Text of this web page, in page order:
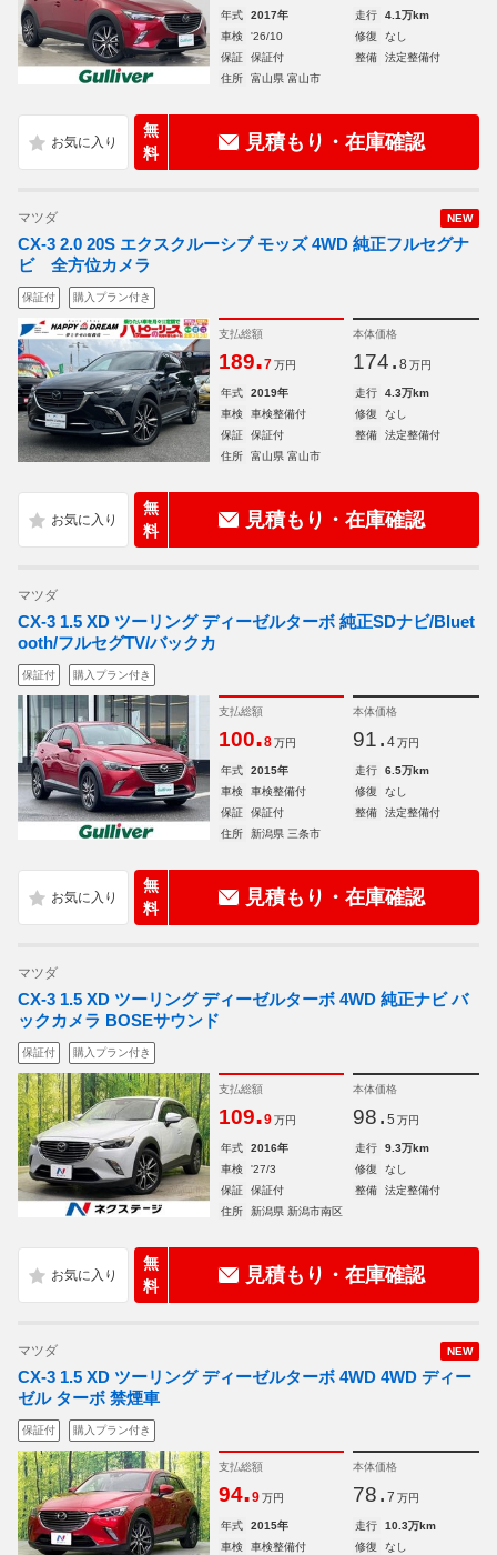
年式 2017年 走行
4.1万km
車検
'26/10 修復
なし
保証
保証付 整備
法定整備付
住所
富山県 富山市
無
料
見積もり・在庫確認
NEW
マツダ
CX-3 2.0 20S エクスクルーシブ モッズ 4WD 純正フルセグナ
ビ 全方位カメラ
保証付 購入プラン付き
支払総額
189.7 万円
本体価格
174. 8 万円
年式 2019年 走行
4.3万km
車検
車検整備付 修復
なし
保証
保証付 整備
法定整備付
住所
富山県 富山市
無
料
見積もり・在庫確認
マツダ
CX-3 1.5 XD ツーリング ディーゼルターボ 純正SDナビ/Bluet
ooth/フルセグTV/バックカ
保証付 購入プラン付き
支払総額
100.8 万円
本体価格
91. 4 万円
年式 2015年 走行
6.5万km
車検
車検整備付 修復
なし
保証
保証付 整備
法定整備付
住所
新潟県 三条市
無
料
見積もり・在庫確認
マツダ
CX-3 1.5 XD ツーリング ディーゼルターボ 4WD 純正ナビ バ
ックカメラ BOSEサウンド
保証付 購入プラン付き
支払総額
109.9 万円
本体価格
98. 5 万円
年式 2016年 走行
9.3万km
車検
'27/3 修復
なし
保証
保証付 整備
法定整備付
住所
新潟県 新潟市南区
無
料
見積もり・在庫確認
NEW
マツダ
CX-3 1.5 XD ツーリング ディーゼルターボ 4WD 4WD ディー
ゼル ターボ 禁煙車
保証付 購入プラン付き
支払総額
94.9 万円
本体価格
78. 7 万円
年式 2015年 走行
10.3万km
車検
車検整備付 修復 なし